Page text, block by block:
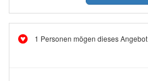
1 Personen mögen dieses Angebot